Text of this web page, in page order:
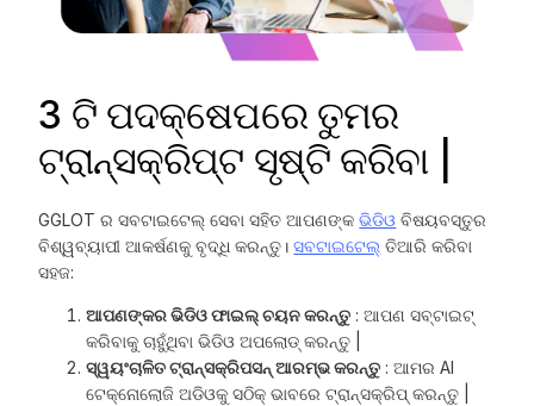
3 ଟି ପଦକ୍ଷେପରେ ତୁମର
ଟ୍ରାନ୍ସକ୍ରିପ୍ଟ ସୃଷ୍ଟି କରିବା |
GGLOT ର ସବଟାଇଟେଲ୍ ସେବା ସହିତ ଆପଣଙ୍କଭିଡିଓ ବିଷୟବସ୍ତୁର
ବିଶ୍ୱବ୍ୟାପୀ ଆକର୍ଷଣକୁ ବୃଦ୍ଧି କରନ୍ତୁ।ସବଟାଇଟେଲ୍ ତିଆରି କରିବା
ସହଜ:
ଆପଣଙ୍କର ଭିଡିଓ ଫାଇଲ୍ ଚୟନ କରନ୍ତୁ : ଆପଣ ସବ୍ଟାଇଟ୍
କରିବାକୁ ଚାହୁଁଥିବା ଭିଡିଓ ଅପଲୋଡ୍ କରନ୍ତୁ |
ସ୍ୱୟଂଚାଳିତ ଟ୍ରାନ୍ସକ୍ରିପସନ୍ ଆରମ୍ଭ କରନ୍ତୁ : ଆମର AI
ଟେକ୍ନୋଲୋଜି ଅଡିଓକୁ ସଠିକ୍ ଭାବରେ ଟ୍ରାନ୍ସକ୍ରିପ୍ କରନ୍ତୁ |